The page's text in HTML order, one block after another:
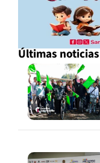
Últimas noticias